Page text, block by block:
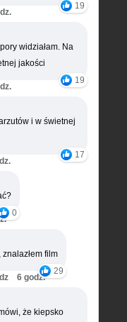
19
widziałam. Na
jakości
19
i w świetnej
17
0
znalazłem film
29
6 godz.
że kiepsko